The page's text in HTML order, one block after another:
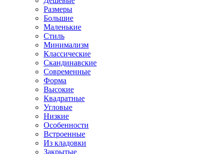
Размеры
Большие
Маленькие
Стиль
Минимализм
Классические
Скандинавские
Современные
Форма
Высокие
Квадратные
Угловые
Низкие
Особенности
Встроенные
Из кладовки
Закрытые